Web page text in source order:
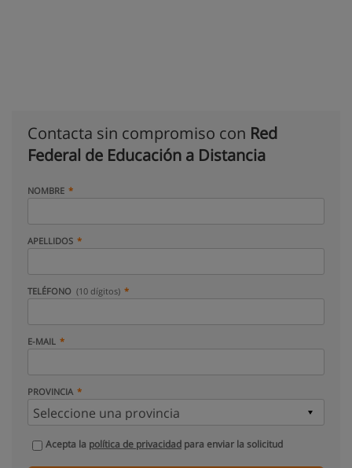
Contacta sin compromiso con Red
Federal de Educación a Distancia
NOMBRE
APELLIDOS
TELÉFONO (10 dígitos)
E-MAIL
PROVINCIA
Acepta la política de privacidad para enviar la solicitud